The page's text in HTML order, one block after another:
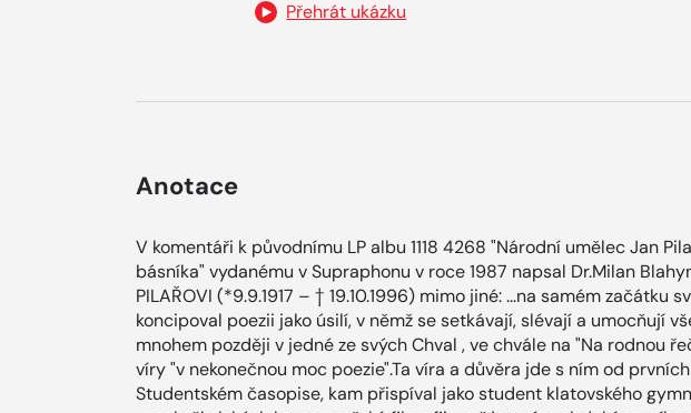
Přehrát ukázku
Anotace
V komentáři k původnímu LP albu 1118 4268 "Národní umělec Jan
básníka" vydanému v Supraphonu v roce 1987 napsal Dr.Milan
PILAŘOVI (*9.9.1917 – † 19.10.1996) mimo jiné: ...na samém začátku
koncipoval poezii jako úsilí, v němž se setkávají, slévají a umocňují
mnohem později v jedné ze svých Chval , ve chvále na "Na rodnou
víry "v nekonečnou moc poezie".Ta víra a důvěra jde s ním od
Studentském časopise, kam přispíval jako student klatovského